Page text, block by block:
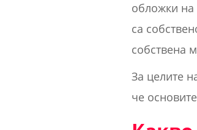
обложки на
са
собствена
За целите
че